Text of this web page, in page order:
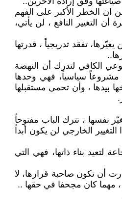
ان الخطر الأكبر على الفهم
التغيير النافع ، لن يأتي،
تفقد تدريجياً ، قدرتها
الكافي لتدرك أن النهضة
سياسياً، فهي وحدها
بيدها ، وأن تحمي مستقبلها
نفسها ، تترك الباب مفتوحاً
الخارجي لن يكون أبداً
لتعيد بناء ذاتها، فهي التي
أن تكون صاحبة قرارها، لا
مهما كان مجحفا في حقها ..